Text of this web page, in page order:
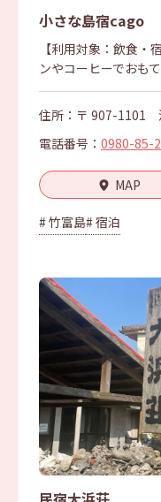
小さな島宿cago
【利用対象：飲食
ンやコーヒーでおも
住所：〒 907-1101
電話番号： 0980-85-
MAP
# 竹富島# 宿泊